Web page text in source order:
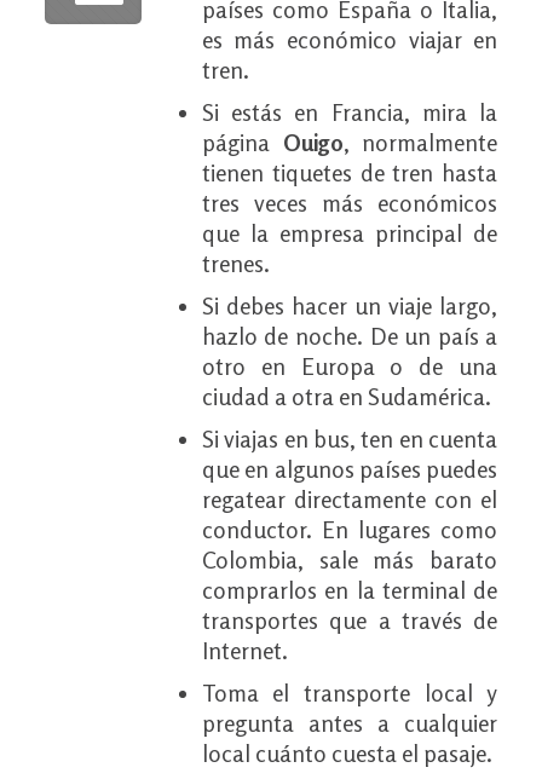
países como España o Italia,
es más económico viajar en
tren.
Si estás en Francia, mira la
página Ouigo , normalmente
tienen tiquetes de tren hasta
tres veces más económicos
que la empresa principal de
trenes.
Si debes hacer un viaje largo,
hazlo de noche. De un país a
otro en Europa o de una
ciudad a otra en Sudamérica.
Si viajas en bus, ten en cuenta
que en algunos países puedes
regatear directamente con el
conductor. En lugares como
Colombia, sale más barato
comprarlos en la terminal de
transportes que a través de
Internet.
Toma el transporte local y
pregunta antes a cualquier
local cuánto cuesta el pasaje.